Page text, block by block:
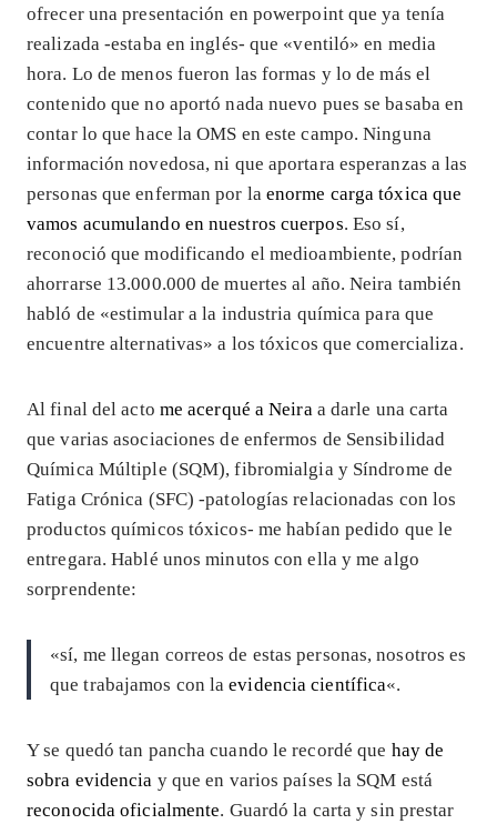
ofrecer una presentación en powerpoint que ya tenía
realizada -estaba en inglés- que «ventiló» en media
hora. Lo de menos fueron las formas y lo de más el
contenido que no aportó nada nuevo pues se basaba en
contar lo que hace la OMS en este campo. Ninguna
información novedosa, ni que aportara esperanzas a las
personas que enferman por la enorme carga tóxica que
vamos acumulando en nuestros cuerpos. Eso sí,
reconoció que modificando el medioambiente, podrían
ahorrarse 13.000.000 de muertes al año. Neira también
habló de «estimular a la industria química para que
encuentre alternativas» a los tóxicos que comercializa.
Al final del acto me acerqué a Neira a darle una carta
que varias asociaciones de enfermos de Sensibilidad
Química Múltiple (SQM), fibromialgia y Síndrome de
Fatiga Crónica (SFC) -patologías relacionadas con los
productos químicos tóxicos- me habían pedido que le
entregara. Hablé unos minutos con ella y me algo
sorprendente:
«sí, me llegan correos de estas personas, nosotros es
que trabajamos con laevidencia científica«.
Y se quedó tan pancha cuando le recordé que hay de
sobra evidencia y que en varios países la SQM está
reconocida oficialmente. Guardó la carta y sin prestar